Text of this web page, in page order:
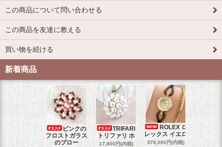
この商品について問い合わせる
この商品を友達に教える
買い物を続ける
新着商品
ピンクの
フロストガラス
のブロー
TRIFARI
トリファリ ホ
17,800円(内税)
ROLEX ロ
レックス イエロ
378,000円(内税)
ジュリア
29,000円(